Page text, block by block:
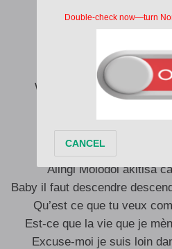
Wo wo wo wooo t’es
Wo wo wo
Wo wo wo wooo ce que
Alingi abeta nga
Alingi Molodoi akitisa
Baby il faut descendre
Qu’est ce que tu veux
Est-ce que la vie que je
Excuse-moi je suis loin